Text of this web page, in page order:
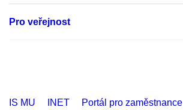
Pro veřejnost
IS MU INET Portál pro zaměstnance